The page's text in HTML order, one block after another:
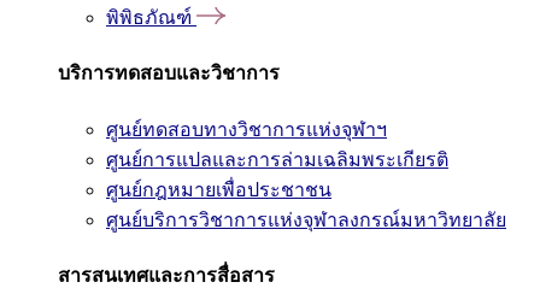
พิพิธภัณฑ์
บริการทดสอบและวิชาการ
ศูนย์ทดสอบทางวิชาการแห่งจุฬาฯ
ศูนย์การแปลและการล่ามเฉลิมพระเกียรติ
ศูนย์กฎหมายเพื่อประชาชน
ศูนย์บริการวิชาการแห่งจุฬาลงกรณ์มหาวิทยาลัย
สารสนเทศและการสื่อสาร